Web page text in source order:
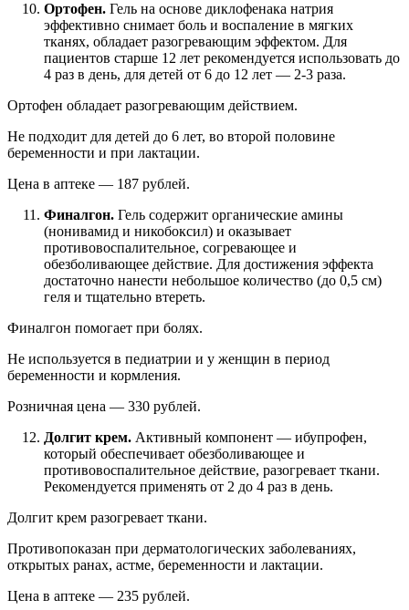
Ортофен. Гель на основе диклофенака натрия
эффективно снимает боль и воспаление в мягких
тканях, обладает разогревающим эффектом. Для
пациентов старше 12 лет рекомендуется использовать до
4 раз в день, для детей от 6 до 12 лет — 2-3 раза.
Ортофен обладает разогревающим действием.
Не подходит для детей до 6 лет, во второй половине
беременности и при лактации.
Цена в аптеке — 187 рублей.
Финалгон. Гель содержит органические амины
(нонивамид и никобоксил) и оказывает
противовоспалительное, согревающее и
обезболивающее действие. Для достижения эффекта
достаточно нанести небольшое количество (до 0,5 см)
геля и тщательно втереть.
Финалгон помогает при болях.
Не используется в педиатрии и у женщин в период
беременности и кормления.
Розничная цена — 330 рублей.
Долгит крем. Активный компонент — ибупрофен,
который обеспечивает обезболивающее и
противовоспалительное действие, разогревает ткани.
Рекомендуется применять от 2 до 4 раз в день.
Долгит крем разогревает ткани.
Противопоказан при дерматологических заболеваниях,
открытых ранах, астме, беременности и лактации.
Цена в аптеке — 235 рублей.